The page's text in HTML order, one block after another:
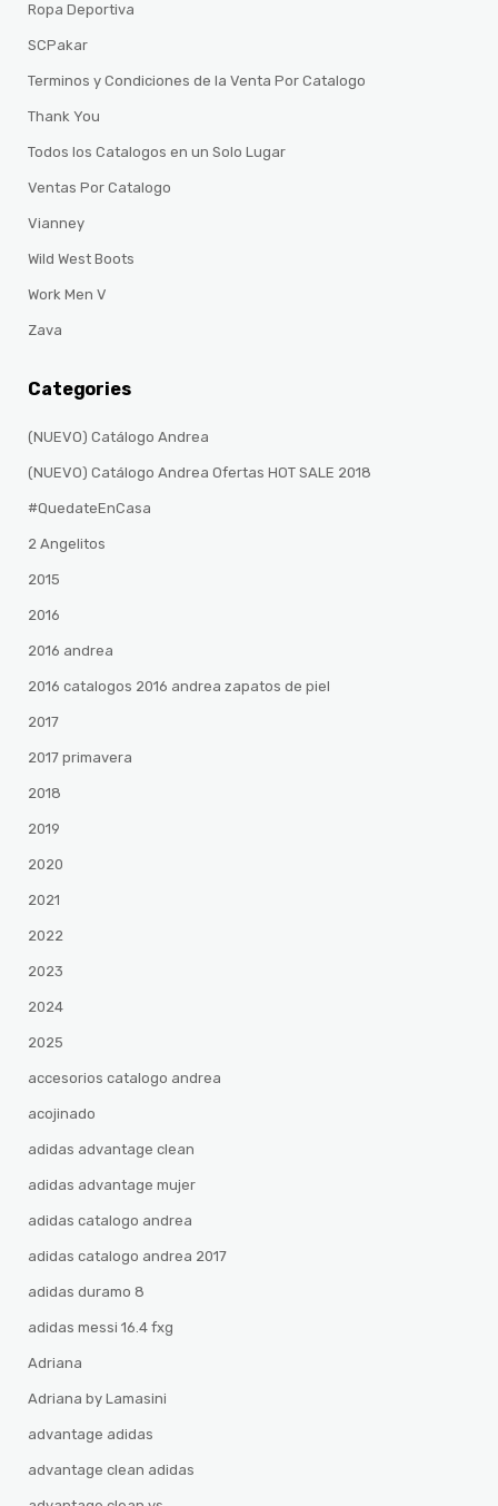
Ropa Deportiva
SCPakar
Terminos y Condiciones de la Venta Por Catalogo
Thank You
Todos los Catalogos en un Solo Lugar
Ventas Por Catalogo
Vianney
Wild West Boots
Work Men V
Zava
Categories
(NUEVO) Catálogo Andrea
(NUEVO) Catálogo Andrea Ofertas HOT SALE 2018
#QuedateEnCasa
2 Angelitos
2015
2016
2016 andrea
2016 catalogos 2016 andrea zapatos de piel
2017
2017 primavera
2018
2019
2020
2021
2022
2023
2024
2025
accesorios catalogo andrea
acojinado
adidas advantage clean
adidas advantage mujer
adidas catalogo andrea
adidas catalogo andrea 2017
adidas duramo 8
adidas messi 16.4 fxg
Adriana
Adriana by Lamasini
advantage adidas
advantage clean adidas